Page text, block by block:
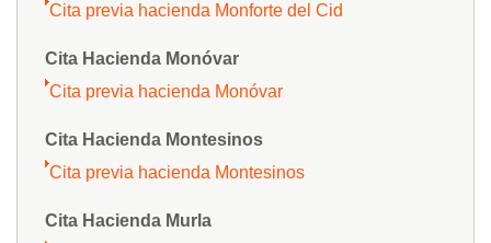
Cita previa hacienda Monforte del Cid
Cita Hacienda Monóvar
Cita previa hacienda Monóvar
Cita Hacienda Montesinos
Cita previa hacienda Montesinos
Cita Hacienda Murla